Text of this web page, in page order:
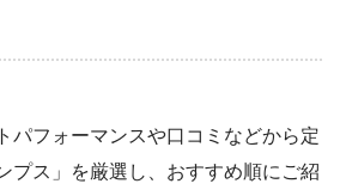
パフォーマンスや口コミなどから定
プス」を厳選し、おすすめ順にご紹